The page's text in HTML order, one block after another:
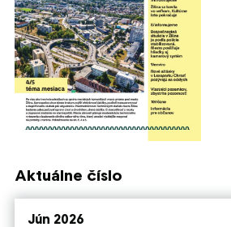
Aktuálne číslo
Jún 2026